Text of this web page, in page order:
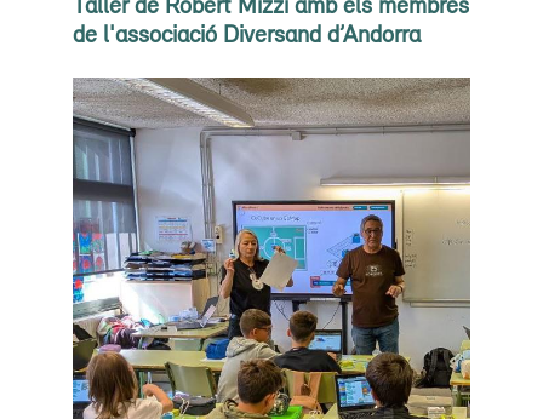
de l'associació Diversand d’Andorra